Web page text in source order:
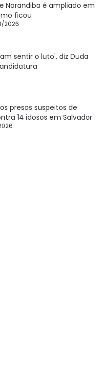
Narandiba é ampliado em
ficou
2026
sentir o luto', diz Duda
presos suspeitos de
14 idosos em Salvador